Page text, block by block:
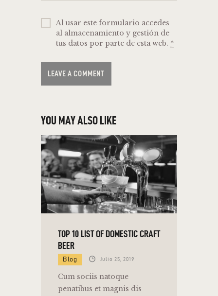
Al usar este formulario accedes
al almacenamiento y gestión de
tus datos por parte de esta web. *
YOU MAY ALSO LIKE
TOP 10 LIST OF DOMESTIC CRAFT
BEER
Blog Julio 25, 2019
Cum sociis natoque
penatibus et magnis dis